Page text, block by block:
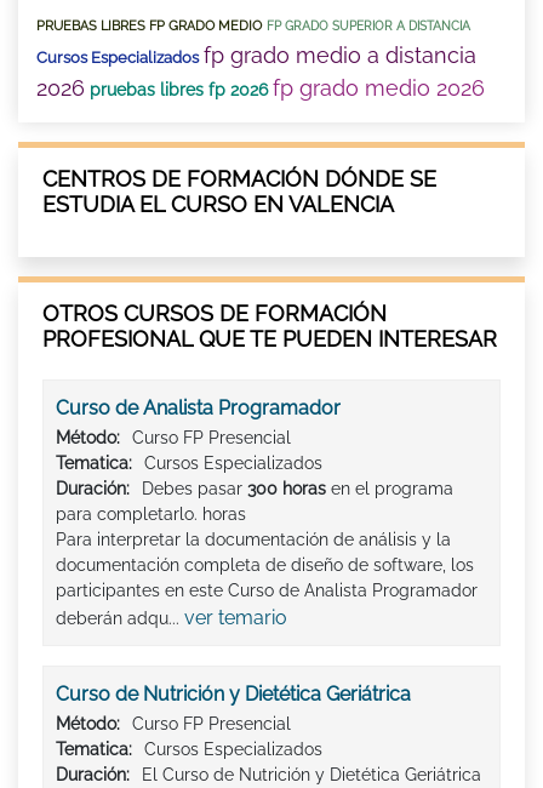
PRUEBAS LIBRES FP GRADO MEDIO FP GRADO SUPERIOR A DISTANCIA
Cursos Especializados fp grado medio a distancia
2026 pruebas libres fp 2026 fp grado medio 2026
CENTROS DE FORMACIÓN DÓNDE SE
ESTUDIA EL CURSO EN VALENCIA
OTROS CURSOS DE FORMACIÓN
PROFESIONAL QUE TE PUEDEN INTERESAR
Curso de Analista Programador
Método:
Curso FP Presencial
Tematica:
Cursos Especializados
Duración:
Debes pasar 300 horas en el programa
para completarlo. horas
Para interpretar la documentación de análisis y la
documentación completa de diseño de software, los
participantes en este Curso de Analista Programador
deberán adqu... ver temario
Curso de Nutrición y Dietética Geriátrica
Método:
Curso FP Presencial
Tematica:
Cursos Especializados
Duración:
El Curso de Nutrición y Dietética Geriátrica